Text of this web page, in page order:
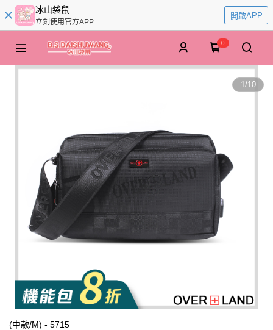
冰山袋鼠
立刻使用官方APP
開啟APP
0
1/10
(中款/M) - 5715